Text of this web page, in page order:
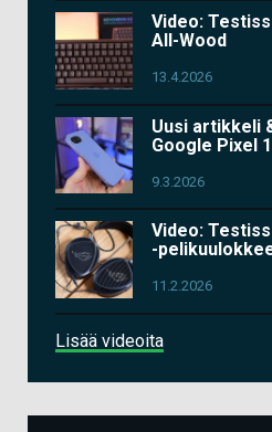
Video:
All-Wood
13.4.2026
Uusi artikkeli
Google Pixel
9.3.2026
Video:
-
11.2.2026
Lisää videoita